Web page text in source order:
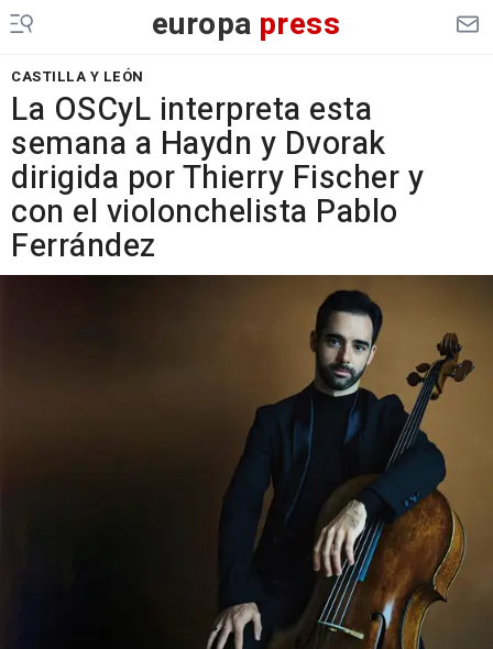
europa press
CASTILLA Y LEÓN
La OSCyL interpreta esta
semana a Haydn y Dvorak
dirigida por Thierry Fischer y
con el violonchelista Pablo
Ferrández